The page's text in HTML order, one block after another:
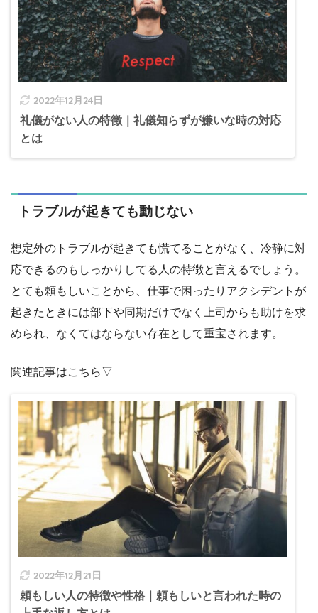
2022年12月24日
礼儀がない人の特徴｜礼儀知らずが嫌いな時の対応
とは
トラブルが起きても動じない
想定外のトラブルが起きても慌てることがなく、冷静に対
応できるのもしっかりしてる人の特徴と言えるでしょう。
とても頼もしいことから、仕事で困ったりアクシデントが
起きたときには部下や同期だけでなく上司からも助けを求
められ、なくてはならない存在として重宝されます。
関連記事はこちら▽
2022年12月21日
頼もしい人の特徴や性格｜頼もしいと言われた時の